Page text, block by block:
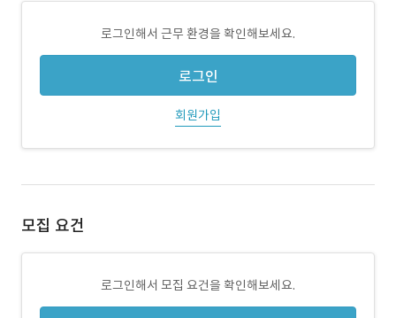
로그인해서 근무 환경을 확인해보세요.
로그인
회원가입
모집 요건
로그인해서 모집 요건을 확인해보세요.